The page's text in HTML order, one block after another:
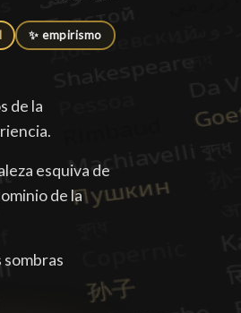
✨ empirismo
de la
esquiva de
de la